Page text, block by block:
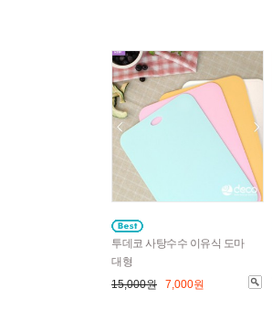
투데코 사탕수수 이유식 도마
대형
15,000원 7,000원